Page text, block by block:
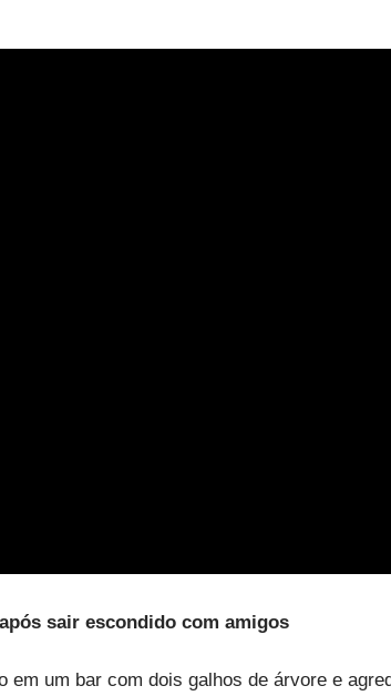
sair escondido com amigos
em um bar com dois galhos de árvore e